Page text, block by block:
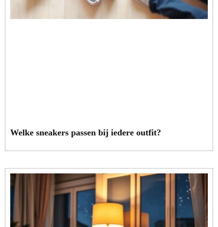
Welke sneakers passen bij iedere outfit?